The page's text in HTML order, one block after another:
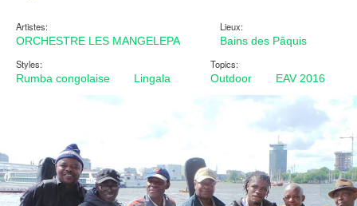
Artistes:
ORCHESTRE LES MANGELEPA
Lieux:
Bains des Pâquis
Styles:
Rumba congolaise
Lingala
Topics:
Outdoor
EAV 2016